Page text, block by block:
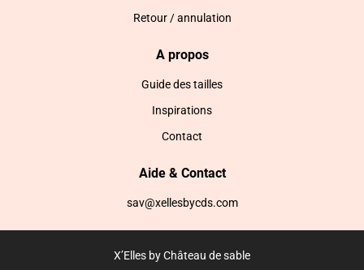
Retour / annulation
A propos
Guide des tailles
Inspirations
Contact
Aide & Contact
sav@xellesbycds.com
X’Elles by Château de sable